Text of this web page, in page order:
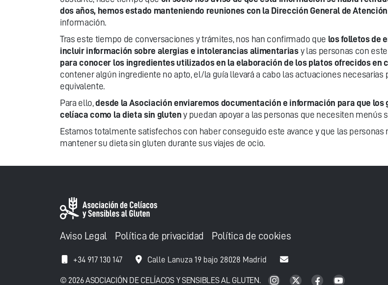
dos años, hemos estado manteniendo reuniones con la Dirección General de
información.
Tras este tiempo de conversaciones y trámites, nos han confirmado que los folletos de
incluir información sobre alergias e intolerancias alimentariasy las personas con
para conocer los ingredientes utilizados en la elaboración de los platos ofrecidos en
contener algún ingrediente no apto, el/la guía llevará a cabo las actuaciones
equivalente.
Para ello,desde la Asociación enviaremos documentación e información para que
celíaca como la dieta sin gluten y puedan apoyar a las personas que necesiten menús
Estamos totalmente satisfechos con haber conseguido este avance y que las personas
mantener su dieta sin gluten durante sus viajes de ocio.
Aviso Legal Política de privacidad Política de cookies
+34 917 130 147 Calle Lanuza 19 bajo 28028 Madrid
© 2026 ASOCIACIÓN DE CELÍACOS Y SENSIBLES AL GLUTEN.